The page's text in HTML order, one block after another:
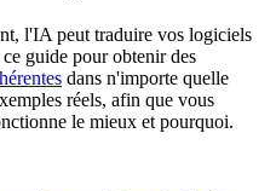
l'IA peut traduire vos logiciels
guide pour obtenir des
dans n'importe quelle
réels, afin que vous
le mieux et pourquoi.